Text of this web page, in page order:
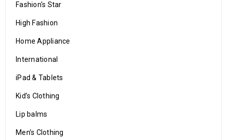
Fashion's Star
High Fashion
Home Appliance
International
iPad & Tablets
Kid’s Clothing
Lip balms
Men’s Clothing